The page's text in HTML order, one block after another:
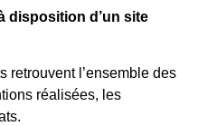
disposition d’un site
retrouvent l’ensemble des
réalisées, les